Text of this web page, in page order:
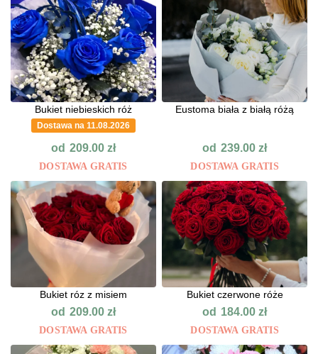
Bukiet niebieskich róż
Dostawa na 11.08.2026
od 209.00 zł
DOSTAWA GRATIS
Eustoma biała z białą różą
od 239.00zł
DOSTAWA GRATIS
Bukiet róz z misiem
od 209.00 zł
DOSTAWA GRATIS
Bukiet czerwone róże
od 184.00zł
DOSTAWA GRATIS